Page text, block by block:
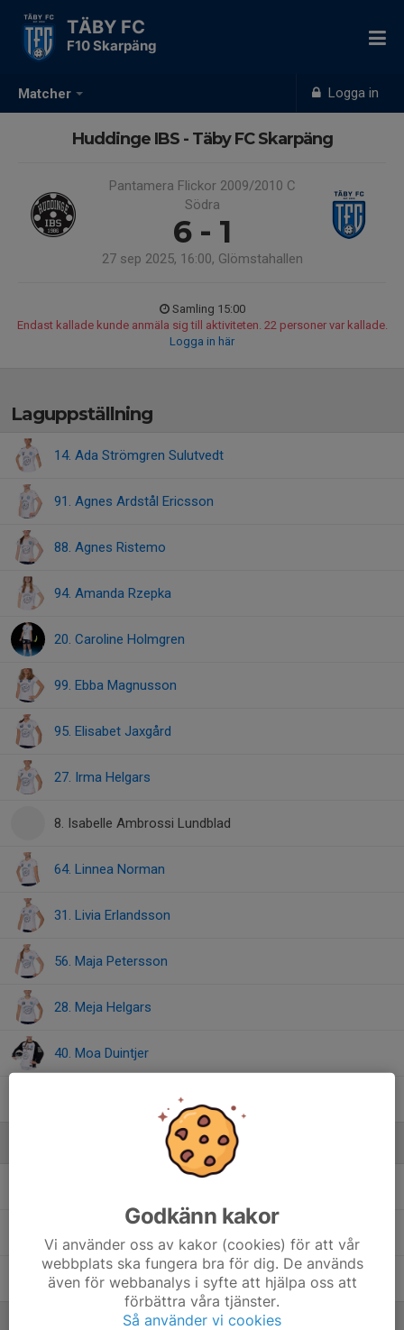
Matcher Logga in
TÄBY FC
F10 Skarpäng
Huddinge IBS - Täby FC Skarpäng
Pantamera Flickor 2009/2010 C
Södra
6 - 1
27 sep 2025, 16:00, Glömstahallen
Samling 15:00
Endast kallade kunde anmäla sig till aktiviteten. 22 personer var kallade.
Logga in här
Laguppställning
14. Ada Strömgren Sulutvedt
91. Agnes Ardstål Ericsson
88. Agnes Ristemo
94. Amanda Rzepka
20. Caroline Holmgren
99. Ebba Magnusson
95. Elisabet Jaxgård
27. Irma Helgars
8. Isabelle Ambrossi Lundblad
64. Linnea Norman
31. Livia Erlandsson
56. Maja Petersson
28. Meja Helgars
40. Moa Duintjer
Mats RistemoAssisterande tränare
Godkänn kakor
Vi använder oss av kakor (cookies) för att vår
webbplats ska fungera bra för dig. De används
även för webbanalys i syfte att hjälpa oss att
förbättra våra tjänster.
Så använder vi cookies